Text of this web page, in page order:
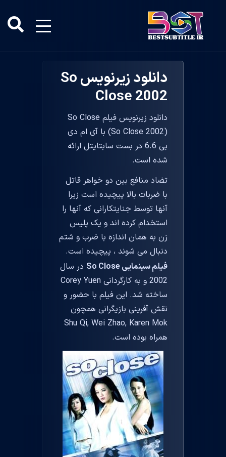
دانلود زیرنویس So
Close 2002
دانلود زیرنویس فیلم So Close
(So Close 2002) با آی ام دی
بی 6.6 در بست سابتایتل ارائه
شده است.
تضاد منافع بین دو خواهر قاتل
با ضربات بالا پیچیده است زیرا
آنها توسط جنایتکارانی که آنها را
استخدام کرده اند و یک پلیس
زن به همان اندازه با ضرب و شتم
دنبال می شوند ، پیچیده است.
فیلم سینمایی So Close
در سال
2002 و به کارگردانی Corey Yuen
ساخته شد. این فیلم با حضور و
نقش آفرینی بازیگرانی همچون
Shu Qi, Wei Zhao, Karen Mok
همراه بوده است.